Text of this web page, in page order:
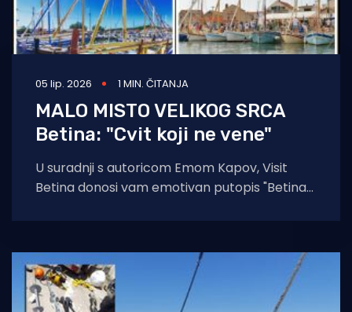
05 lip. 2026 1 MIN. ČITANJA
MALO MISTO VELIKOG SRCA
Betina: "Cvit koji ne vene"
U suradnji s autoricom Emom Kapov, Visit
Betina donosi vam emotivan putopis "Betina